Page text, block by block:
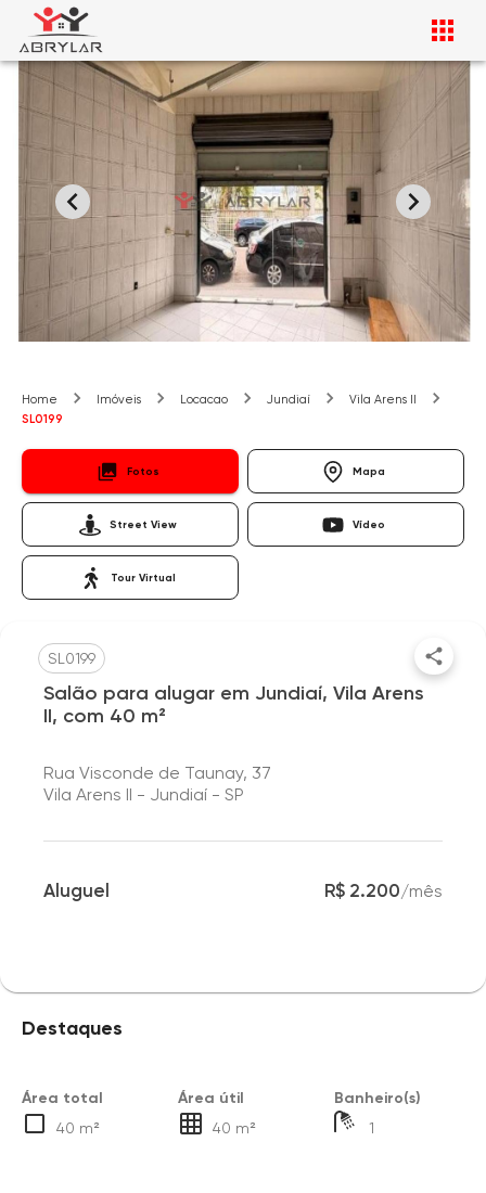
Home Imóveis Locacao Jundiaí
Vila Arens II
SL0199
Fotos Mapa
Street View Vídeo
Tour Virtual
SL0199
Salão para alugar em Jundiaí, Vila Arens
II, com 40 m²
Rua Visconde de Taunay, 37
Vila Arens II - Jundiaí - SP
Aluguel R$ 2.200/mês
Destaques
Área total
40 m²
Área útil
40 m²
Banheiro(s)
1